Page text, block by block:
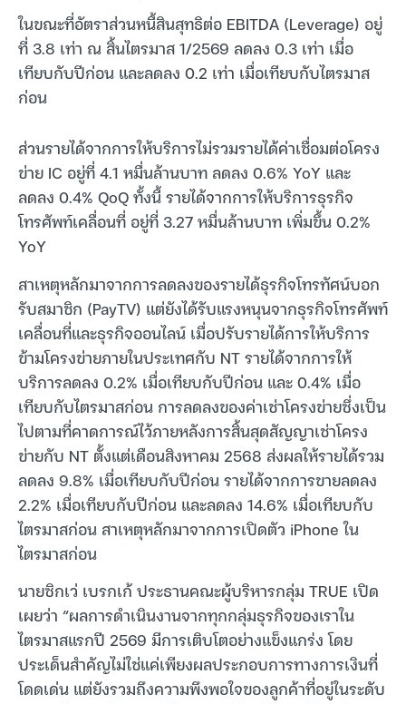
ในขณะที่อัตราส่วนหนี้สินสุทธิต่อ EBITDA (Leverage) อยู่
ที่ 3.8 เท่า ณ สิ้นไตรมาส 1/2569 ลดลง 0.3 เท่า เมื่อ
เทียบกับปีก่อน และลดลง 0.2 เท่า เมื่อเทียบกับไตรมาส
ก่อน
ส่วนรายได้จากการให้บริการไม่รวมรายได้ค่าเชื่อมต่อโครง
ข่าย IC อยู่ที่ 4.1 หมื่นล้านบาท ลดลง 0.6% YoY และ
ลดลง 0.4% QoQ ทั้งนี้ รายได้จากการให้บริการธุรกิจ
โทรศัพท์เคลื่อนที่ อยู่ที่ 3.27 หมื่นล้านบาท เพิ่มขึ้น 0.2%
YoY
สาเหตุหลักมาจากการลดลงของรายได้ธุรกิจโทรทัศน์บอก
รับสมาชิก (PayTV) แต่ยังได้รับแรงหนุนจากธุรกิจโทรศัพท์
เคลื่อนที่และธุรกิจออนไลน์ เมื่อปรับรายได้การให้บริการ
ข้ามโครงข่ายภายในประเทศกับ NT รายได้จากการให้
บริการลดลง 0.2% เมื่อเทียบกับปีก่อน และ 0.4% เมื่อ
เทียบกับไตรมาสก่อน การลดลงของค่าเช่าโครงข่ายซึ่งเป็น
ไปตามที่คาดการณ์ไว้ภายหลังการสิ้นสุดสัญญาเช่าโครง
ข่ายกับ NT ตั้งแต่เดือนสิงหาคม 2568 ส่งผลให้รายได้รวม
ลดลง 9.8% เมื่อเทียบกับปีก่อน รายได้จากการขายลดลง
2.2% เมื่อเทียบกับปีก่อน และลดลง 14.6% เมื่อเทียบกับ
ไตรมาสก่อน สาเหตุหลักมาจากการเปิดตัว iPhone ใน
ไตรมาสก่อน
นายซิกเว่ เบรกเก้ ประธานคณะผู้บริหารกลุ่ม TRUE เปิด
เผยว่า “ผลการดำเนินงานจากทุกกลุ่มธุรกิจของเราใน
ไตรมาสแรกปี 2569 มีการเติบโตอย่างแข็งแกร่ง โดย
ประเด็นสำคัญไม่ใช่แค่เพียงผลประกอบการทางการเงินที่
โดดเด่น แต่ยังรวมถึงความพึงพอใจของลูกค้าที่อยู่ในระดับ